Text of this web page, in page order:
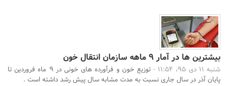
بیشترین ها در آمار 9 ماهه سازمان انتقال خون
شنبه 11 دی 95، 11:54 -
توزیع خون و فرآورده های خونی در 9 ماه فروردین تا
پایان آذر در سال جاری نسبت به مدت مشابه سال پیش رشد داشته است .